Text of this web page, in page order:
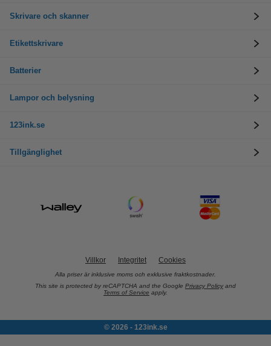
Skrivare och skanner
Etikettskrivare
Batterier
Lampor och belysning
123ink.se
Tillgänglighet
Villkor Integritet Cookies
Alla priser är inklusive moms och exklusive fraktkostnader.
This site is protected by reCAPTCHA and the Google Privacy Policy and
Terms of Service apply.
© 2026 - 123ink.se